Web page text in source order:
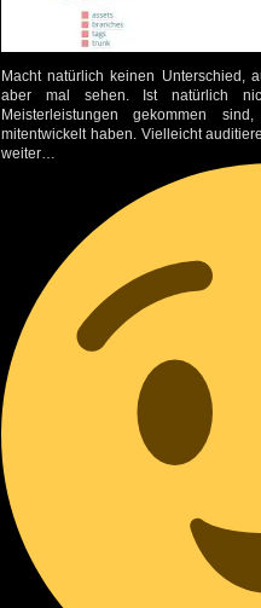
Macht natürlich keinen
aber mal sehen. Ist natürlich
Meisterleistungen gekommen
mitentwickelt haben. Vielleicht
weiter…